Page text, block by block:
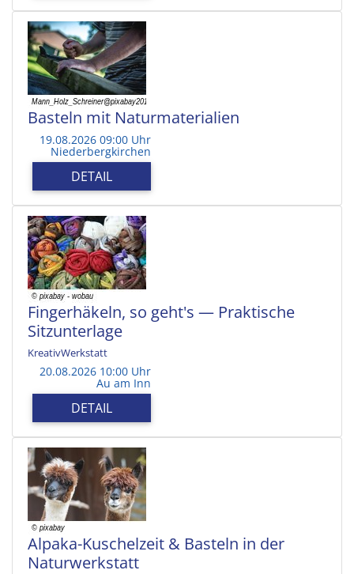
Basteln mit Naturmaterialien
19.08.2026 09:00 Uhr
Niederbergkirchen
DETAIL
Fingerhäkeln, so geht's — Praktische
Sitzunterlage
KreativWerkstatt
20.08.2026 10:00 Uhr
Au am Inn
DETAIL
Alpaka-Kuschelzeit & Basteln in der
Naturwerkstatt